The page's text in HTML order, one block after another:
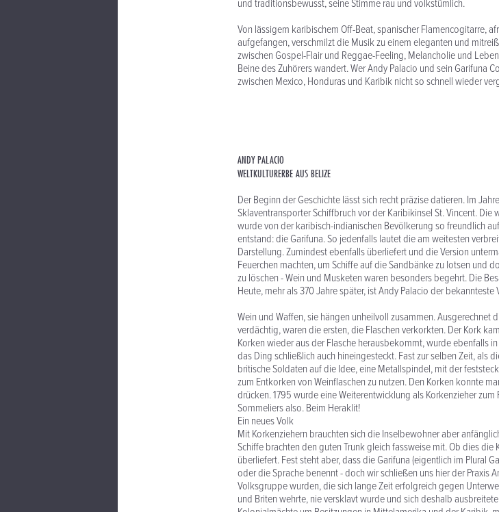
und traditionsbewusst, seine Stimme rau und volkstümlich.
Von lässigem karibischem Off-Beat, spanischer Flamencogitarre,
aufgefangen, verschmilzt die Musik zu einem eleganten und
zwischen Gospel-Flair und Reggae-Feeling, Melancholie und
Beine des Zuhörers wandert. Wer Andy Palacio und sein Garifuna
zwischen Mexico, Honduras und Karibik nicht so schnell wieder
ANDY PALACIO
WELTKULTURERBE AUS BELIZE
Der Beginn der Geschichte lässt sich recht präzise datieren. Im
Sklaventransporter Schiffbruch vor der Karibikinsel St. Vincent.
wurde von der karibisch-indianischen Bevölkerung so freundlich
entstand: die Garifuna. So jedenfalls lautet die am weitesten
Darstellung. Zumindest ebenfalls überliefert und die Version
Feuerchen machten, um Schiffe auf die Sandbänke zu lotsen und
zu löschen - Wein und Musketen waren besonders begehrt. Die
Heute, mehr als 370 Jahre später, ist Andy Palacio der bekannteste
Wein und Waffen, sie hängen unheilvoll zusammen. Ausgerechnet
verdächtig, waren die ersten, die Flaschen verkorkten. Der Kork
Korken wieder aus der Flasche herausbekommt, wurde ebenfalls
das Ding schließlich auch hineingesteckt. Fast zur selben Zeit, als
britische Soldaten auf die Idee, eine Metallspindel, mit der
zum Entkorken von Weinflaschen zu nutzen. Den Korken konnte
drücken. 1795 wurde eine Weiterentwicklung als Korkenzieher
Sommeliers also. Beim Heraklit!
Ein neues Volk
Mit Korkenziehern brauchten sich die Inselbewohner aber
Schiffe brachten den guten Trunk gleich fassweise mit. Ob dies
überliefert. Fest steht aber, dass die Garifuna (eigentlich im Plural
oder die Sprache benennt - doch wir schließen uns hier der Praxis
Volksgruppe wurden, die sich lange Zeit erfolgreich gegen
und Briten wehrte, nie versklavt wurde und sich deshalb